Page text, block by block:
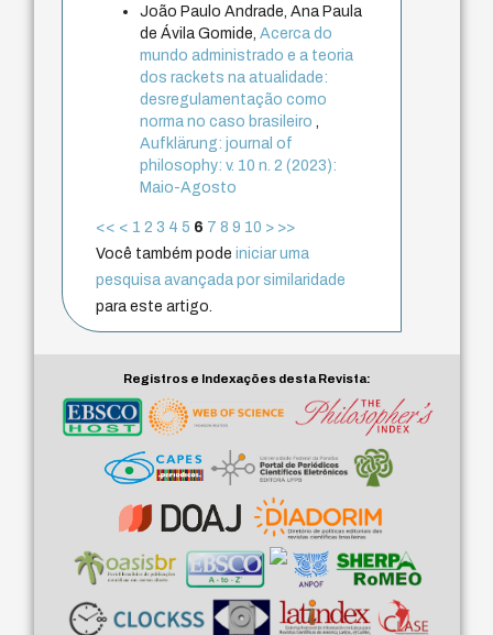
João Paulo Andrade, Ana Paula
de Ávila Gomide,Acerca do
mundo administrado e a teoria
dos rackets na atualidade:
desregulamentação como
norma no caso brasileiro
Aufklärung: journal of
philosophy: v. 10 n. 2 (2023):
Maio-Agosto
<< < 1 2 3 4 5 6 7 8 9 10 > >>
Você também podeiniciar uma
pesquisa avançada por similaridade
para este artigo.
Registros e Indexações desta Revista: